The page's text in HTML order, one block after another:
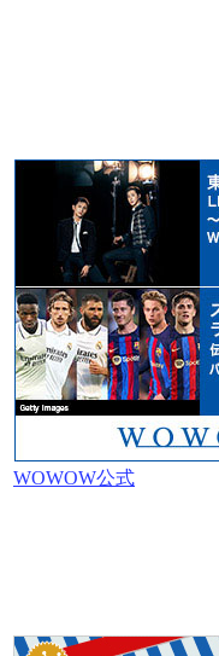
WOWOW公式